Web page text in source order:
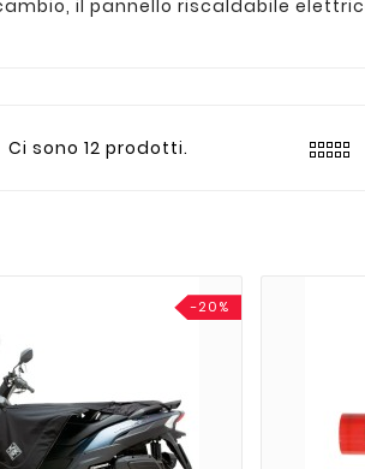
il pannello riscaldabile
Ci sono 12 prodotti.
-20%